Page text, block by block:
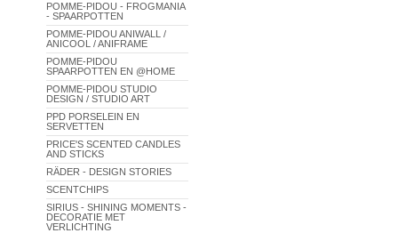
POMME-PIDOU - FROGMANIA
- SPAARPOTTEN
POMME-PIDOU ANIWALL /
ANICOOL / ANIFRAME
POMME-PIDOU
SPAARPOTTEN EN @HOME
POMME-PIDOU STUDIO
DESIGN / STUDIO ART
PPD PORSELEIN EN
SERVETTEN
PRICE'S SCENTED CANDLES
AND STICKS
RÄDER - DESIGN STORIES
SCENTCHIPS
SIRIUS - SHINING MOMENTS -
DECORATIE MET
VERLICHTING